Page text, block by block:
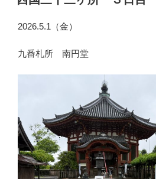
日:
2026.5.1（金）
九番札所 南円堂